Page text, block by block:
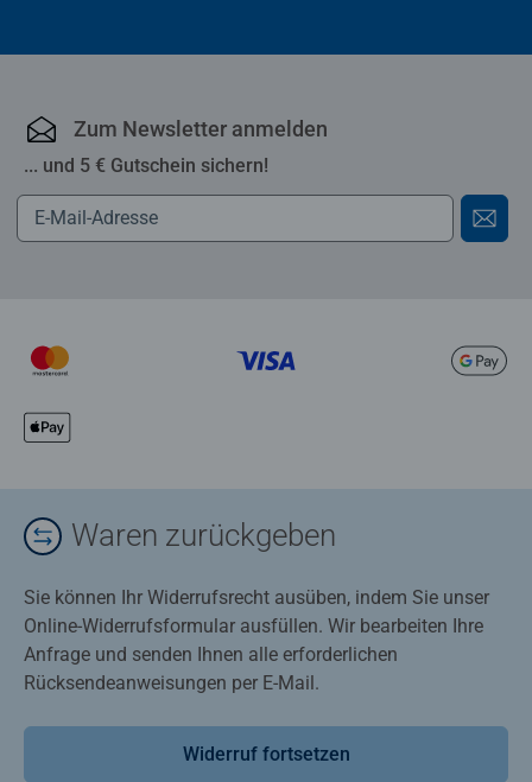
Zum Newsletter anmelden
... und 5 € Gutschein sichern!
Waren zurückgeben
Sie können Ihr Widerrufsrecht ausüben, indem Sie unser
Online-Widerrufsformular ausfüllen. Wir bearbeiten Ihre
Anfrage und senden Ihnen alle erforderlichen
Rücksendeanweisungen per E-Mail.
Widerruf fortsetzen